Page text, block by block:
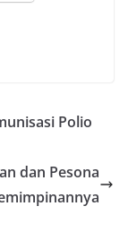
Polio
dan Pesona